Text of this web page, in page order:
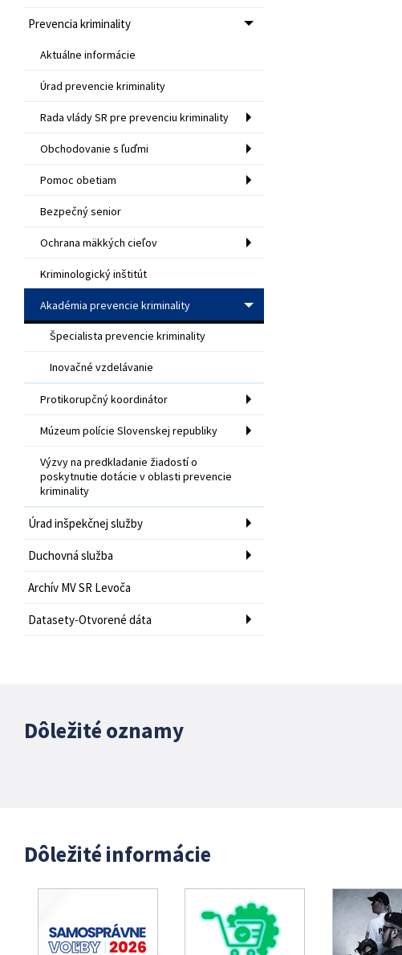
Prevencia kriminality
Aktuálne informácie
Úrad prevencie kriminality
Rada vlády SR pre prevenciu kriminality
Obchodovanie s ľuďmi
Pomoc obetiam
Bezpečný senior
Ochrana mäkkých cieľov
Kriminologický inštitút
Akadémia prevencie kriminality
Špecialista prevencie kriminality
Inovačné vzdelávanie
Protikorupčný koordinátor
Múzeum polície Slovenskej republiky
Výzvy na predkladanie žiadostí o
poskytnutie dotácie v oblasti prevencie
kriminality
Úrad inšpekčnej služby
Duchovná služba
Archív MV SR Levoča
Datasety-Otvorené dáta
Dôležité oznamy
Dôležité informácie